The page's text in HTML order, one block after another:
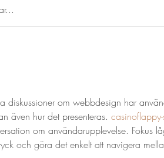
Skörvalla
diskussioner om webbdesign har
även hur det presenteras.
om användarupplevelse. Fokus
och göra det enkelt att navigera